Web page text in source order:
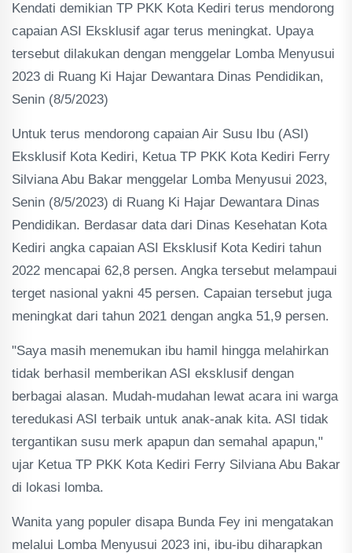
Kendati demikian TP PKK Kota Kediri terus mendorong
capaian ASI Eksklusif agar terus meningkat. Upaya
tersebut dilakukan dengan menggelar Lomba Menyusui
2023 di Ruang Ki Hajar Dewantara Dinas Pendidikan,
Senin (8/5/2023)
Untuk terus mendorong capaian Air Susu Ibu (ASI)
Eksklusif Kota Kediri, Ketua TP PKK Kota Kediri Ferry
Silviana Abu Bakar menggelar Lomba Menyusui 2023,
Senin (8/5/2023) di Ruang Ki Hajar Dewantara Dinas
Pendidikan. Berdasar data dari Dinas Kesehatan Kota
Kediri angka capaian ASI Eksklusif Kota Kediri tahun
2022 mencapai 62,8 persen. Angka tersebut melampaui
terget nasional yakni 45 persen. Capaian tersebut juga
meningkat dari tahun 2021 dengan angka 51,9 persen.
"Saya masih menemukan ibu hamil hingga melahirkan
tidak berhasil memberikan ASI eksklusif dengan
berbagai alasan. Mudah-mudahan lewat acara ini warga
teredukasi ASI terbaik untuk anak-anak kita. ASI tidak
tergantikan susu merk apapun dan semahal apapun,"
ujar Ketua TP PKK Kota Kediri Ferry Silviana Abu Bakar
di lokasi lomba.
Wanita yang populer disapa Bunda Fey ini mengatakan
melalui Lomba Menyusui 2023 ini, ibu-ibu diharapkan